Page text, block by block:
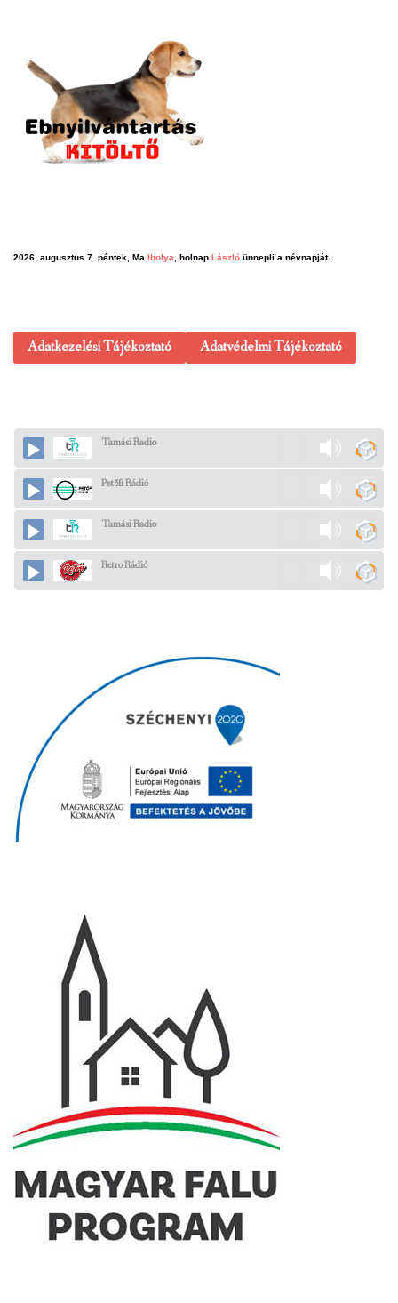
2026. augusztus 7. péntek, Ma Ibolya, holnap László ünnepli a névnapját.
Adatkezelési Tájékoztató Adatvédelmi Tájékoztató
Tamási Radio
Petőfi Rádió
Tamási Radio
Retro Rádió